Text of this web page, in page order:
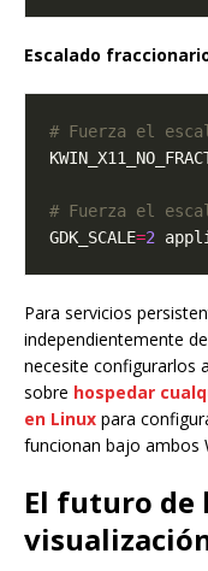
Escalado
# Fuerza el
# Fuerza el
GDK_SCALE=2
Para servicios
independientemente
necesite configurarlos
sobre hospedar
en Linux para
funcionan bajo ambos
El futuro de